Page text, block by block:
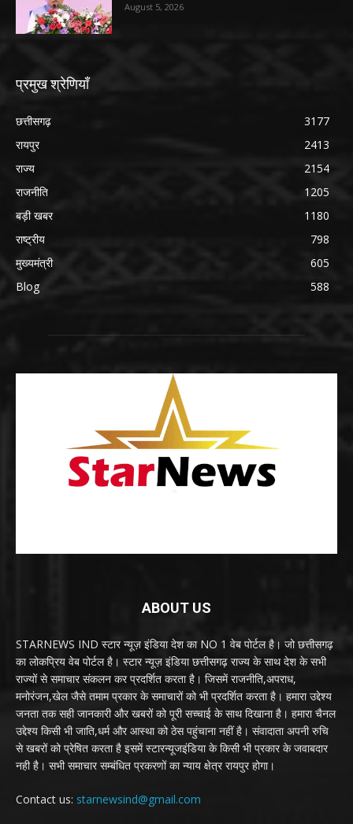
August 5, 2026
प्रमुख श्रेणियाँ
छत्तीसगढ़
3177
रायपुर
2413
राज्य
2154
राजनीति
1205
बड़ी खबर
1180
राष्ट्रीय
798
मुख्यमंत्री
605
Blog
588
ABOUT US
STARNEWS IND स्टार न्यूज़ इंडिया देश का NO 1 वेब पोर्टल है। जो छत्तीसगढ़
का लोकप्रिय वेब पोर्टल है। स्टार न्यूज़ इंडिया छत्तीसगढ़ राज्य के साथ देश के सभी
राज्यों से समाचार संकलन कर प्रदर्शित करता है। जिसमें राजनीति,अपराध,
मनोरंजन,खेल जैसे तमाम प्रकार के समाचारों को भी प्रदर्शित करता है। हमारा उद्देश्य
जनता तक सही जानकारी और खबरों को पूरी सच्चाई के साथ दिखाना है। हमारा चैनल
उद्देश्य किसी भी जाति,धर्म और आस्था को ठेस पहुंचाना नहीं है। संवादाता अपनी रुचि
से खबरों को प्रेषित करता है इसमें स्टारन्यूजइंडिया के किसी भी प्रकार के जवाबदार
नही है। सभी समाचार सम्बंधित प्रकरणों का न्याय क्षेत्र रायपुर होगा।
Contact us: starnewsind@gmail.com